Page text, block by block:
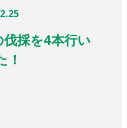
採を4本行い
！